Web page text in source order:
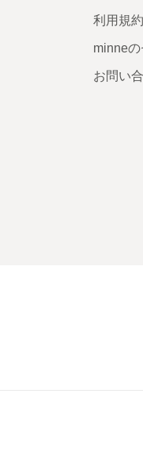
利用規約
minne
お問い